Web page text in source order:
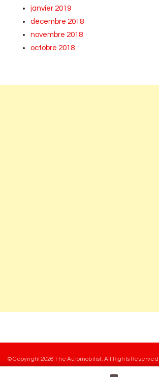
janvier 2019
décembre 2018
novembre 2018
octobre 2018
© Copyright 2026The Automobilist. All Rights Reserved.